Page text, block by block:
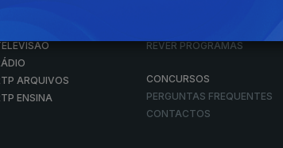
ARQUIVOS
ENSINA
REVER PROGRAMAS
CONCURSOS
PERGUNTAS FREQUENTES
CONTACTOS